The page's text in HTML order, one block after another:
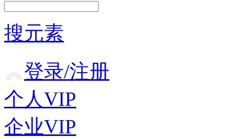
搜元素
登录/注册
个人VIP
企业VIP